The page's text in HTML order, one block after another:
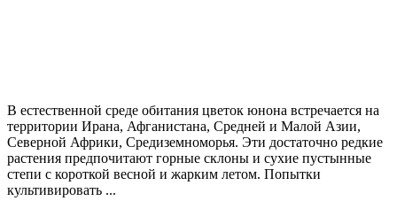
В естественной среде обитания цветок юнона встречается на
территории Ирана, Афганистана, Средней и Малой Азии,
Северной Африки, Средиземноморья. Эти достаточно редкие
растения предпочитают горные склоны и сухие пустынные
степи с короткой весной и жарким летом. Попытки
культивировать ...